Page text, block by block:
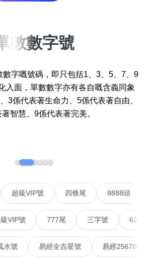
五 七 八 九
無7無8無9
清除全部分類
搜尋
數數字號
數字嘅號碼，即只包括1、3、5、7、9
入面，單數數字亦有各自嘅含義同象
3係代表著生命力、5係代表著自由、
智慧、9係代表著完美。
超級VIP號 四條尾 9888頭
號 777尾 三字號 6288頭
精選風水號 易經全吉星號 易經